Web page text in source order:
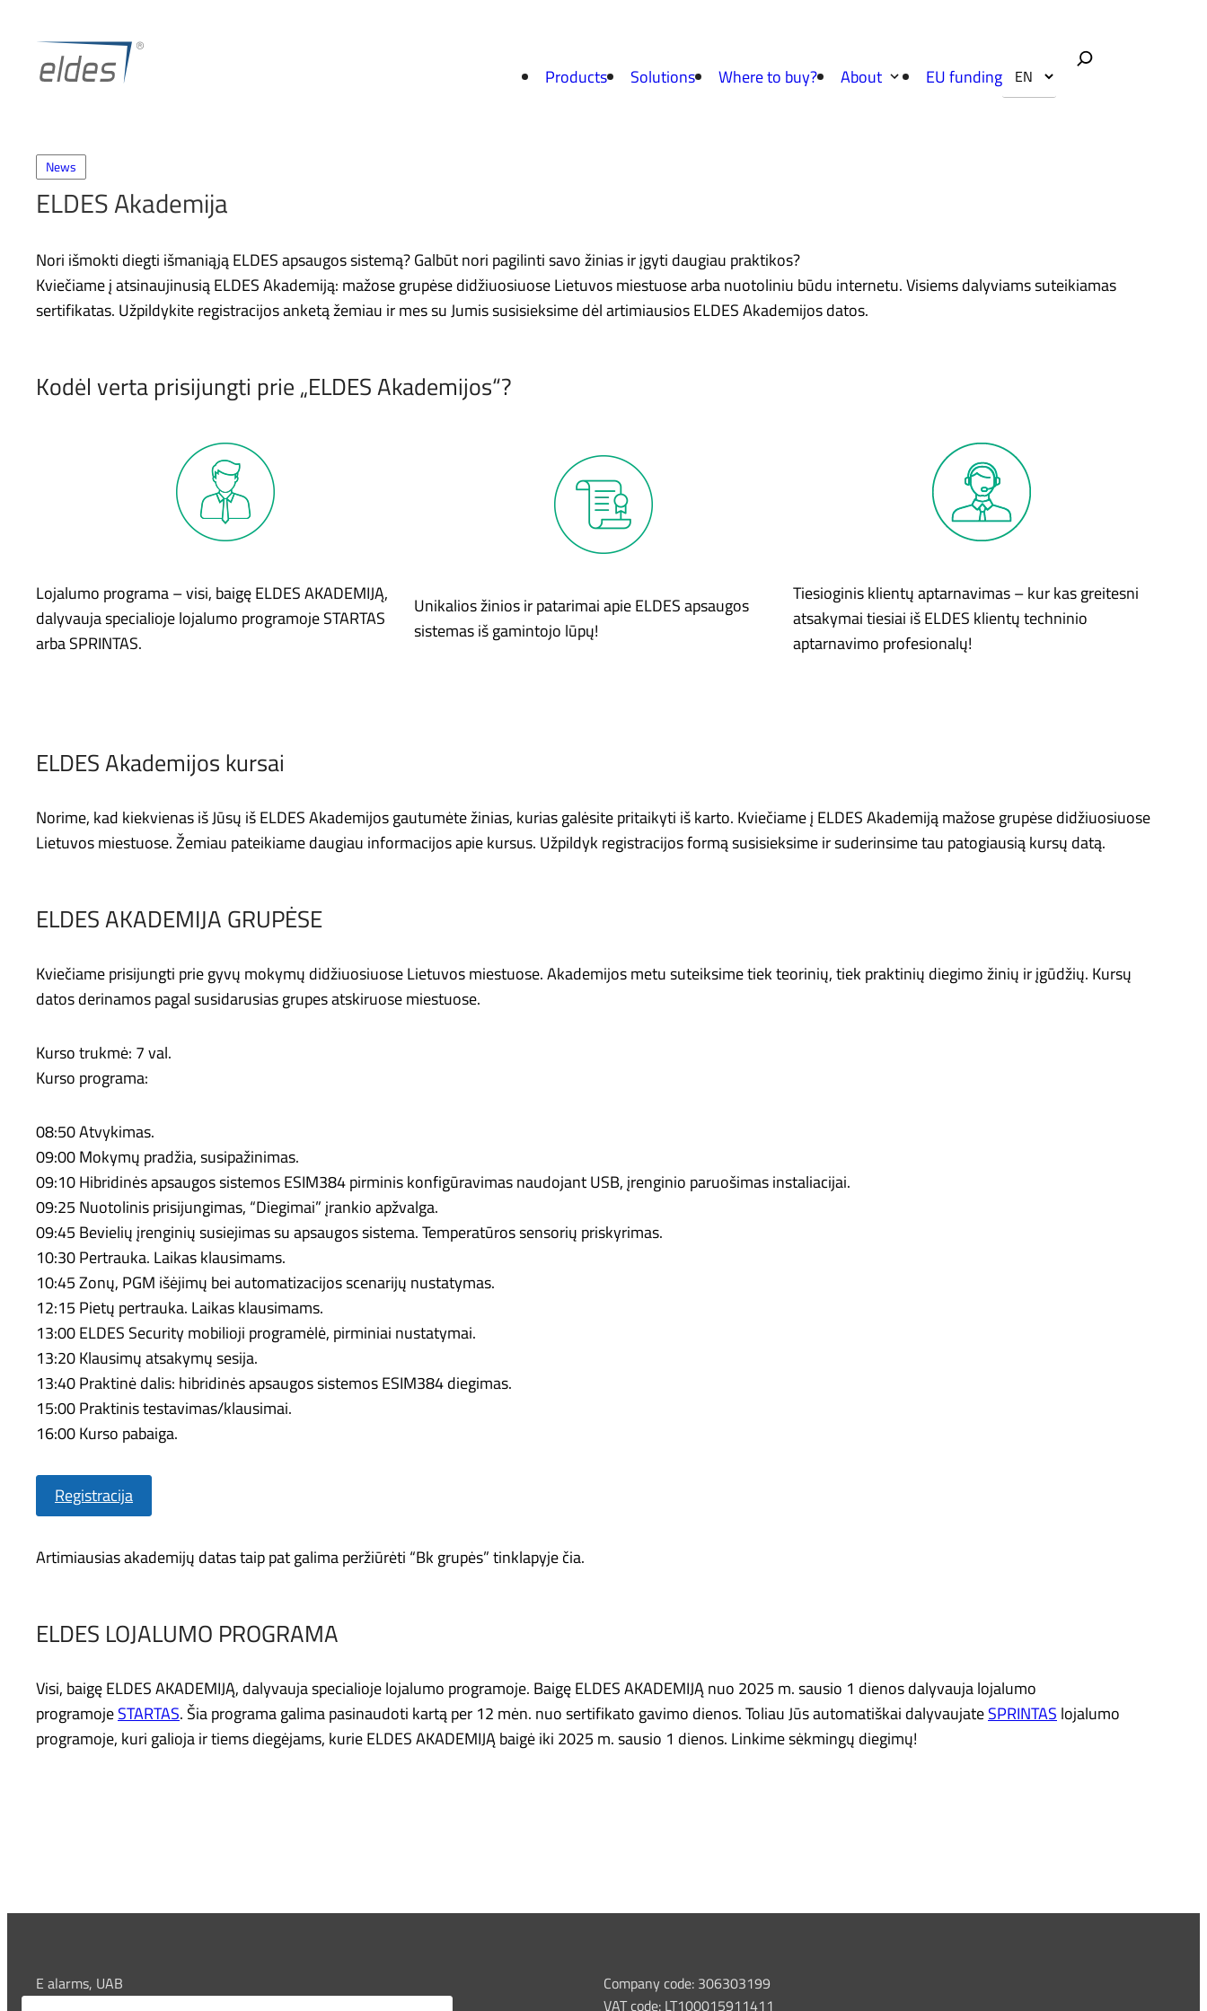
content
Products Solutions Where to buy? About EU funding
News
ELDES Akademija
Nori išmokti diegti išmaniąją ELDES apsaugos sistemą? Galbūt nori pagilinti savo žinias ir įgyti daugiau praktikos?
Kviečiame į atsinaujinusią ELDES Akademiją: mažose grupėse didžiuosiuose Lietuvos miestuose arba nuotoliniu būdu internetu. Visiems dalyviams suteikiamas
sertifikatas. Užpildykite registracijos anketą žemiau ir mes su Jumis susisieksime dėl artimiausios ELDES Akademijos datos.
Kodėl verta prisijungti prie „ELDES Akademijos“?
Lojalumo programa – visi, baigę ELDES AKADEMIJĄ,
dalyvauja specialioje lojalumo programoje STARTAS
arba SPRINTAS.
Unikalios žinios ir patarimai apie ELDES apsaugos
sistemas iš gamintojo lūpų!
Tiesioginis klientų aptarnavimas – kur kas greitesni
atsakymai tiesiai iš ELDES klientų techninio
aptarnavimo profesionalų!
ELDES Akademijos kursai
Norime, kad kiekvienas iš Jūsų iš ELDES Akademijos gautumėte žinias, kurias galėsite pritaikyti iš karto. Kviečiame į ELDES Akademiją mažose grupėse didžiuosiuose
Lietuvos miestuose. Žemiau pateikiame daugiau informacijos apie kursus. Užpildyk registracijos formą susisieksime ir suderinsime tau patogiausią kursų datą.
ELDES AKADEMIJA GRUPĖSE
Kviečiame prisijungti prie gyvų mokymų didžiuosiuose Lietuvos miestuose. Akademijos metu suteiksime tiek teorinių, tiek praktinių diegimo žinių ir įgūdžių. Kursų
datos derinamos pagal susidarusias grupes atskiruose miestuose.
Kurso trukmė: 7 val.
Kurso programa:
08:50 Atvykimas.
09:00 Mokymų pradžia, susipažinimas.
09:10 Hibridinės apsaugos sistemos ESIM384 pirminis konfigūravimas naudojant USB, įrenginio paruošimas instaliacijai.
09:25 Nuotolinis prisijungimas, “Diegimai” įrankio apžvalga.
09:45 Bevielių įrenginių susiejimas su apsaugos sistema. Temperatūros sensorių priskyrimas.
10:30 Pertrauka. Laikas klausimams.
10:45 Zonų, PGM išėjimų bei automatizacijos scenarijų nustatymas.
12:15 Pietų pertrauka. Laikas klausimams.
13:00 ELDES Security mobilioji programėlė, pirminiai nustatymai.
13:20 Klausimų atsakymų sesija.
13:40 Praktinė dalis: hibridinės apsaugos sistemos ESIM384 diegimas.
15:00 Praktinis testavimas/klausimai.
16:00 Kurso pabaiga.
Registracija
Artimiausias akademijų datas taip pat galima peržiūrėti “Bk grupės” tinklapyje čia.
ELDES LOJALUMO PROGRAMA
Visi, baigę ELDES AKADEMIJĄ, dalyvauja specialioje lojalumo programoje. Baigę ELDES AKADEMIJĄ nuo 2025 m. sausio 1 dienos dalyvauja lojalumo
programojeSTARTAS. Šia programa galima pasinaudoti kartą per 12 mėn. nuo sertifikato gavimo dienos. Toliau Jūs automatiškai dalyvaujateSPRINTAS lojalumo
programoje, kuri galioja ir tiems diegėjams, kurie ELDES AKADEMIJĄ baigė iki 2025 m. sausio 1 dienos. Linkime sėkmingų diegimų!
E alarms, UAB
Company code: 306303199
VAT code: LT100015911411